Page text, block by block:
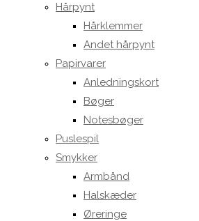
Hårpynt
Hårklemmer
Andet hårpynt
Papirvarer
Anledningskort
Bøger
Notesbøger
Puslespil
Smykker
Armbånd
Halskæder
Øreringe